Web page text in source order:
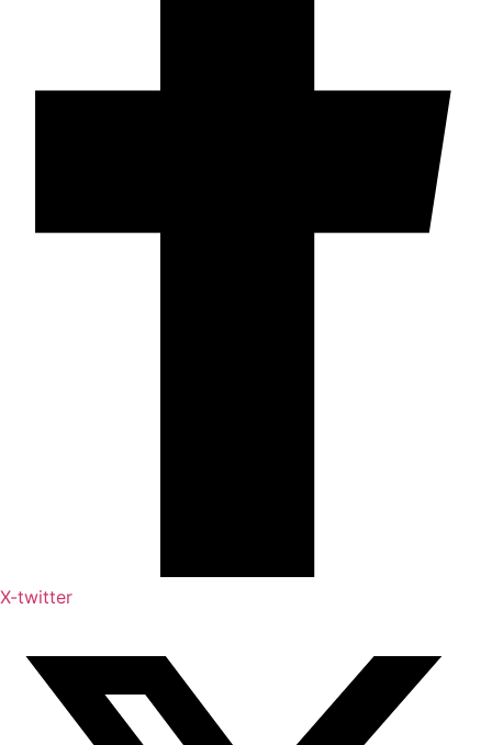
X-twitter